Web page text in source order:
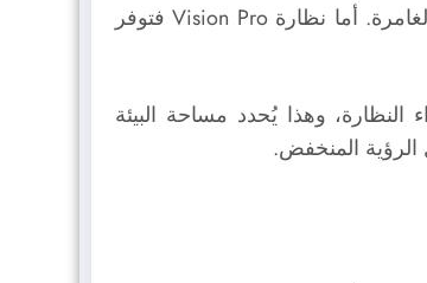
تمتاز Meta Quest 3 بمجال رؤية واسع يبلغ 110 درجات أفقيًا و 96 درجة رأسيًا؛ مما يُحسّن بنحو كبير التجربة الافتراضية الغامرة. أما نظارة Vision Pro فتوفر
وهذا يُحدد مساحة البيئة
الرؤية المنخفض.